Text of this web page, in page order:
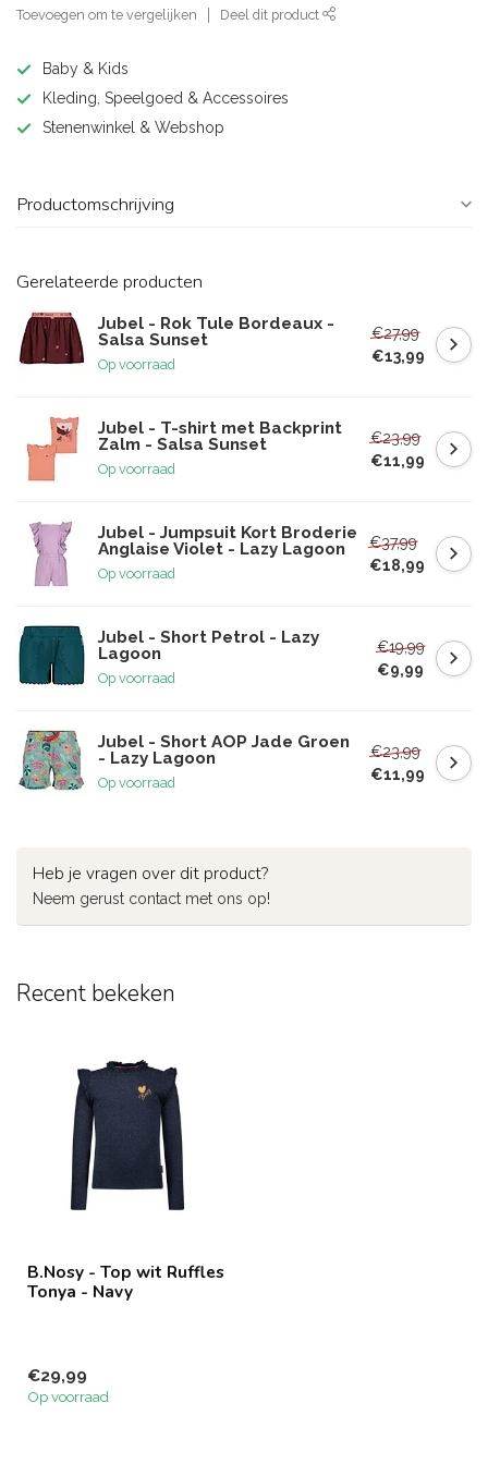
Toevoegen om te vergelijken Deel dit product
Baby & Kids
Kleding, Speelgoed & Accessoires
Stenenwinkel & Webshop
Productomschrijving
Gerelateerde producten
Jubel - Rok Tule Bordeaux -
Salsa Sunset
Op voorraad
€27,99
€13,99
Jubel - T-shirt met Backprint
Zalm - Salsa Sunset
Op voorraad
€23,99
€11,99
Jubel - Jumpsuit Kort Broderie
Anglaise Violet - Lazy Lagoon
Op voorraad
€37,99
€18,99
Jubel - Short Petrol - Lazy
Lagoon
Op voorraad
€19,99
€9,99
Jubel - Short AOP Jade Groen
- Lazy Lagoon
Op voorraad
€23,99
€11,99
Heb je vragen over dit product?
Neem gerust contact met ons op!
Recent bekeken
B.Nosy - Top wit Ruffles
Tonya - Navy
€29,99
Op voorraad